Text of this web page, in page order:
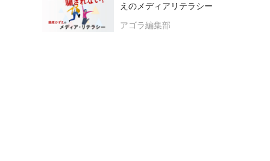
えのメディアリテラシー
アゴラ編集部